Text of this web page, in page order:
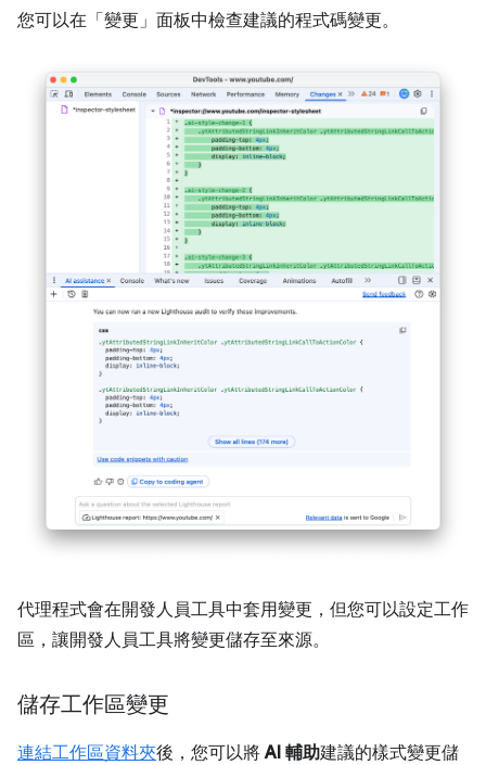
您可以在「變更」面板中檢查建議的程式碼變更。
代理程式會在開發人員工具中套用變更，但您可以設定工作
區，讓開發人員工具將變更儲存至來源。
儲存工作區變更
連結工作區資料夾後，您可以將AI 輔助建議的樣式變更儲